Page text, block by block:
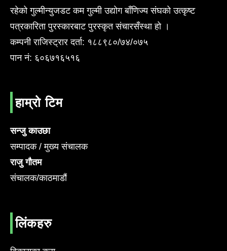
रहेको गुल्मीन्युजडट कम गुल्मी उद्योग बाँणिज्य संघको उत्कृष्ट
पत्रकारिता पुरस्कारबाट पुरस्कृत संचारसँस्था हो ।
कम्पनी राजिस्ट्रार दर्ता: १८८९८०/७४/०७५
पान नं: ६०६७१६५१६
हाम्रो टिम
सन्जु काउछा
सम्पादक / मुख्य संचालक
राजु गौतम
संचालक/काठमाडौं
लिंकहरु